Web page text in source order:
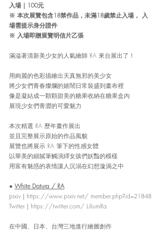
入場 ｜ 100元
※ 本次展覽包含18禁作品，未滿18歲禁止入場， 入
場需提示身分證件
※ 入場即贈展覽明信片乙張
滿溢著清新美少女的人氣繪師 RA 來台展出了！
用絢麗的色彩描繪出天真無邪的美少女
將少女們青春燦爛的嬉鬧日常裝盛到畫布裡
像是凝結成一顆顆甜美的糖果收納在糖果盒內
展現少女們青澀的可愛魅力
本次精選 RA 歷年畫作展出
並且完整展示原始的作品風貌
展覽也將展示 RA 筆下的性感女體
以華美的細膩筆觸演繹女孩們妖豔的模樣
用富有魅惑的表情讓人沉溺在幻想漩渦之中
● White Datura / RA
pixiv ｜ https://www.pixiv.net/ member.php?id=21848
Twitter ｜ https://twitter.com/ LiliumRa
在中國、日本、台灣三地進行繪圖創作